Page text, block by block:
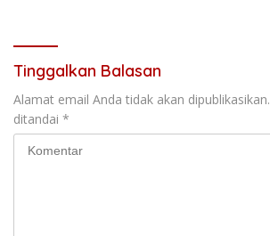
Tinggalkan Balasan
Alamat email Anda tidak akan dipublikasikan.
ditandai *